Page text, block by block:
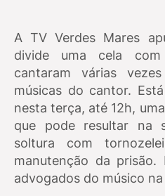
A TV Verdes Mares
divide uma cela
cantaram várias
músicas do cantor.
nesta terça, até 12h,
que pode resultar na
soltura com
manutenção da
advogados do músico